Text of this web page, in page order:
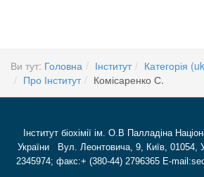
Ви тут: Головна Інститут Категорія
Про Інститут
Комісаренко С.
Інститут біохімії ім. О.В Палладіна
України Вул. Леонтовича, 9, Київ, 01054,
2345974; факс:+ (380-44) 2796365 E-